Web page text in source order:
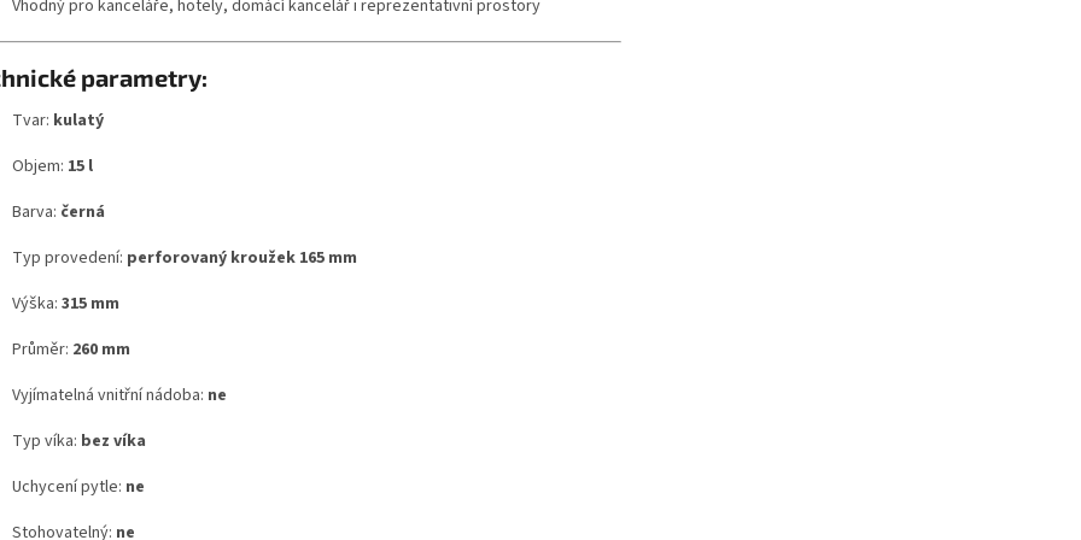
Vhodný pro kanceláře, hotely, domácí kancelář i reprezentativní prostory
parametry:
Tvar: kulatý
Objem: 15 l
Barva: černá
Typ provedení: perforovaný kroužek 165 mm
Výška: 315 mm
Průměr: 260 mm
Vyjímatelná vnitřní nádoba: ne
Typ víka: bez víka
Uchycení pytle: ne
Stohovatelný: ne